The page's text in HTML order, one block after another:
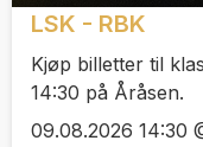
LSK - RBK
Kjøp billetter til
14:30 på Åråsen.
09.08.2026 14:30